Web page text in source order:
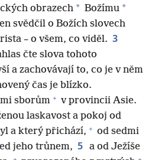
obrazech * Božímu *
svědčil o Božích slovech
– o všem, co viděl. 3
čte slova tohoto
a zachovávají to, co je v něm
čas je blízko.
sborům + v provincii Asie.
laskavost a pokoj od
a který přichází, + od sedmi
jeho trůnem, 5 a od Ježíše